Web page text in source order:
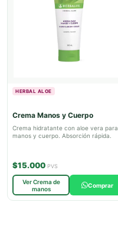
HERBAL ALOE
Crema Manos y Cuerpo
Crema hidratante con aloe vera para
manos y cuerpo. Absorción rápida.
$15.000 PVS
Ver Crema de
manos
Comprar